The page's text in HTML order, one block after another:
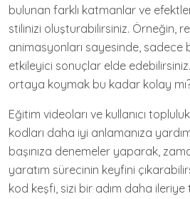
bulunan farklı katmanlar ve
stilinizi oluşturabilirsiniz. Örneğin,
animasyonları sayesinde, sadece
etkileyici sonuçlar elde edebilirsiniz.
ortaya koymak bu kadar kolay
Eğitim videoları ve kullanıcı
kodları daha iyi anlamanıza
başınıza denemeler yaparak,
yaratım sürecinin keyfini
kod keşfi, sizi bir adım daha ileriye